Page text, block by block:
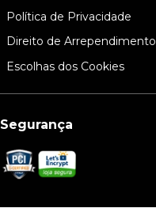
Política de Privacidade
Direito de Arrependimento
Escolhas dos Cookies
Segurança